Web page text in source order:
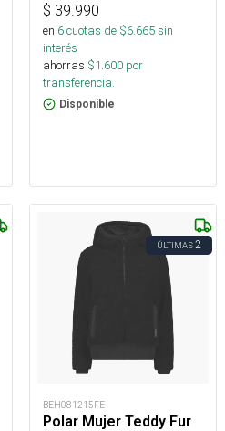
$ 39.990
en 6cuotas de $6.665sin
interés
ahorras $1.600 por
transferencia.
Disponible
ÚLTIMAS2
BEH081215FE
Polar Mujer Teddy Fur